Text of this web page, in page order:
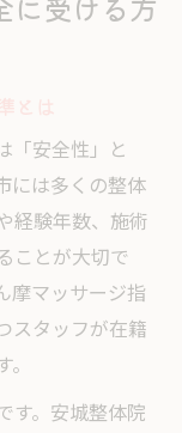
「安全性」と
には多くの整体
経験年数、施術
ことが大切で
摩マッサージ指
スタッフが在籍
す。安城整体院